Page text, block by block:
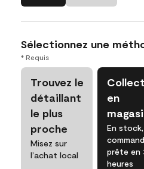
Sélectionnez une
* Requis
Trouvez le
détaillant
le plus
proche
Misez sur
l’achat local
en
En stock,
prête en
heures